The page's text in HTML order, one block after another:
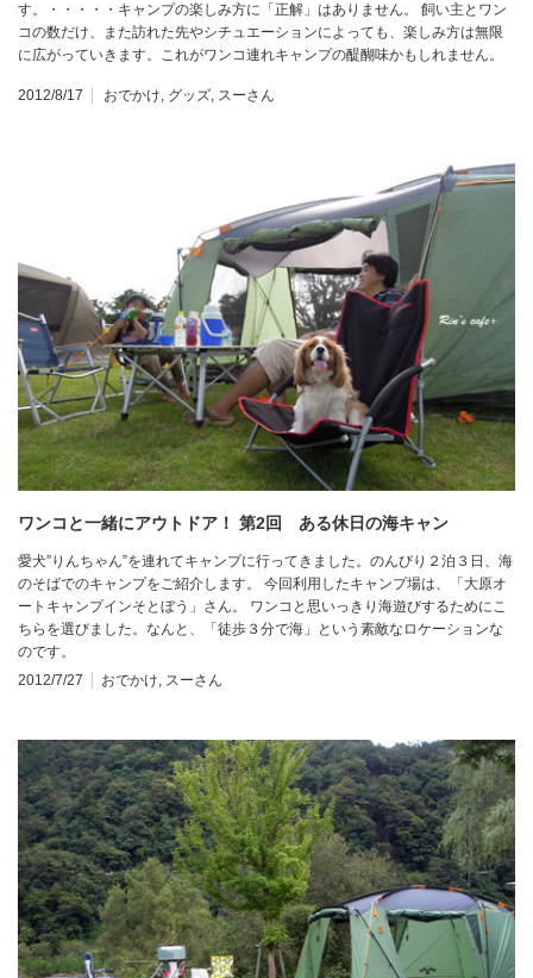
す。・・・・・キャンプの楽しみ方に「正解」はありません。 飼い主とワン
コの数だけ、また訪れた先やシチュエーションによっても、楽しみ方は無限
に広がっていきます。これがワンコ連れキャンプの醍醐味かもしれません。
2012/8/17 おでかけ, グッズ, スーさん
ワンコと一緒にアウトドア！ 第2回 ある休日の海キャン
愛犬”りんちゃん”を連れてキャンプに行ってきました。のんびり２泊３日、海
のそばでのキャンプをご紹介します。 今回利用したキャンプ場は、「大原オ
ートキャンプインそとぼう」さん。 ワンコと思いっきり海遊びするためにこ
ちらを選びました。なんと、「徒歩３分で海」という素敵なロケーションな
のです。
2012/7/27
おでかけ, スーさん